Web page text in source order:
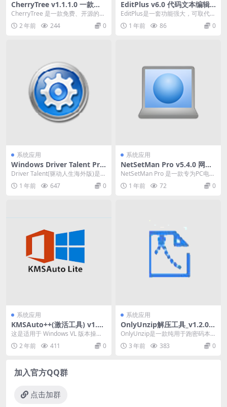
CherryTree v1.1.1.0 一款免
费、开源的笔记管理软件
CherryTree 是一款免费、开源的笔
记管理软件，可以用于组织、编辑
和管理各...
2 年前 244 0
EditPlus v6.0 代码文本编辑
器烈火汉化版
EditPlus是一套功能强大，可取代记
事本的文字编辑器，拥有无限制的
Undo...
1 年前 86 0
系统应用
Windows Driver Talent Pro
（驱动人生v8.1.11.60 单文件
Driver Talent(驱动人生海外版)是一
款专业的驱动更新软件,功能包括:...
1 年前 647 0
系统应用
NetSetMan Pro v5.4.0 网络
切换工具激活版下载
NetSetMan Pro 是一款专为PC电脑
打造的网络设置管理工具，支持Wi
n... 1 年前 72 0
系统应用
KMSAuto++(激活工具) v1.9.
9 免费版
这是适用于 Windows VL 版本操作
系统的 KMS 激活器：Vista、7...
2 年前 411 0
系统应用
OnlyUnzip解压工具_v1.2.0
一款纯用于跑密码本的解压工
具便携版
OnlyUnzip是一款纯用于跑密码本
的解压工具，类似于UZIP，解压功
能基于7...
3 年前 383 0
加入官方QQ群
点击加群